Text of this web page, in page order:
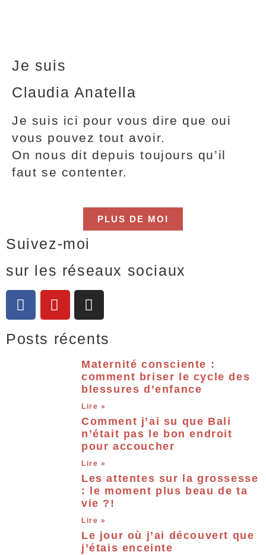
Je suis
Claudia Anatella
Je suis ici pour vous dire que oui
vous pouvez tout avoir.
On nous dit depuis toujours qu’il
faut se contenter.
PLUS DE MOI
Suivez-moi
sur les réseaux sociaux
Posts récents
Maternité consciente :
comment briser le cycle des
blessures d’enfance
Lire »
Comment j’ai su que Bali
n’était pas le bon endroit
pour accoucher
Lire »
Les attentes sur la grossesse
: le moment plus beau de ta
vie ?!
Lire »
Le jour où j’ai découvert que
j’étais enceinte